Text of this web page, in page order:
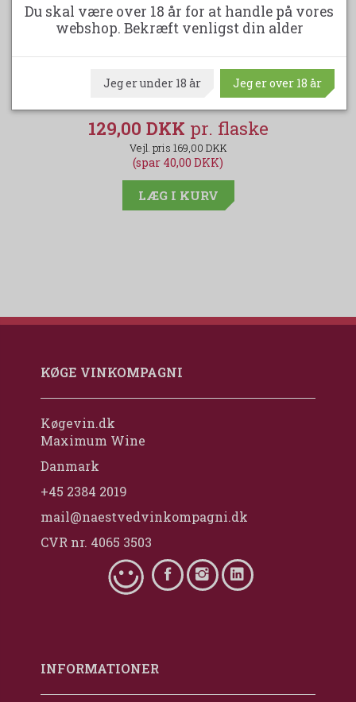
-24%
LA CETTO - PETITE SIRAH - PRIVATE RESERVE -
129,00 DKK
169,00 DKK
(spar 40,00 DKK)
LÆG I KURV
KØGE VINKOMPAGNI
Køgevin.dk
Maximum Wine
Danmark
+45 2384 2019
mail@naestvedvinkompagni.dk
CVR nr. 4065 3503
INFORMATIONER
Du skal være over 18 år for at handle på vores
webshop. Bekræft venligst din alder
Jeg er under 18 år Jeg er over 18 år